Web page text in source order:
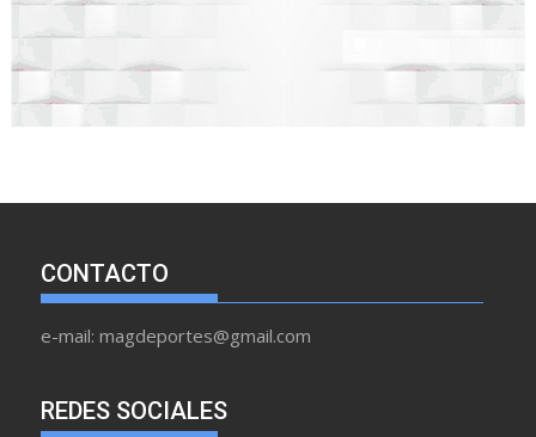
CONTACTO
e-mail: magdeportes@gmail.com
REDES SOCIALES